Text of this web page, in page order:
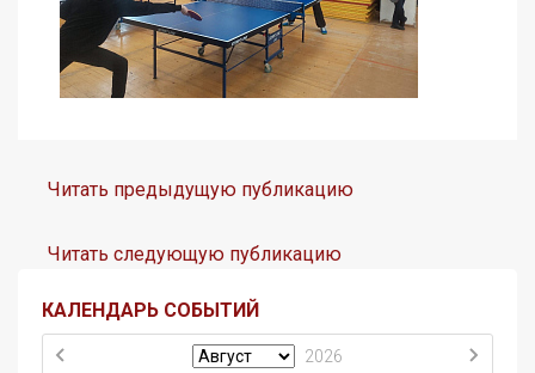
Читать предыдущую публикацию
Читать следующую публикацию
КАЛЕНДАРЬ СОБЫТИЙ
2026